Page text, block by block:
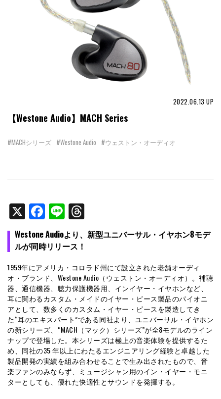
2022.06.13 UP
【Westone Audio】MACH Series
#MACHシリーズ #Westone Audio #ウェストン・オーディオ
X Facebook
Line
Westone Audioより、新型ユニバーサル・イヤホン8モデ
ルが同時リリース！
1959年にアメリカ・コロラド州にて設立された老舗オーディ
オ・ブランド、Westone Audio（ウェストン・オーディオ）。補聴
器、通信機器、聴力保護機器用、インイヤー・イヤホンなど、
耳に関わるカスタム・メイドのイヤー・ピース製品のパイオニ
アとして、数多くのカスタム・イヤー・ピースを製造してき
た“耳のエキスパート”である同社より、ユニバーサル・イヤホン
の新シリーズ、“MACH（マック）シリーズ”が全8モデルのライン
ナップで登場した。本シリーズは極上の音楽体験を提供するた
め、同社の35 年以上にわたるエンジニアリング経験と卓越した
製品開発の実績を組み合わせることで生み出されたもので、音
楽ファンのみならず、ミュージシャン用のイン・イヤー・モニ
ターとしても、優れた快適性とサウンドを発揮する。